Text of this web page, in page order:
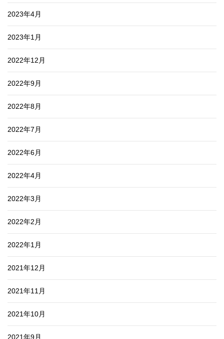
2023年4月
2023年1月
2022年12月
2022年9月
2022年8月
2022年7月
2022年6月
2022年4月
2022年3月
2022年2月
2022年1月
2021年12月
2021年11月
2021年10月
2021年9月